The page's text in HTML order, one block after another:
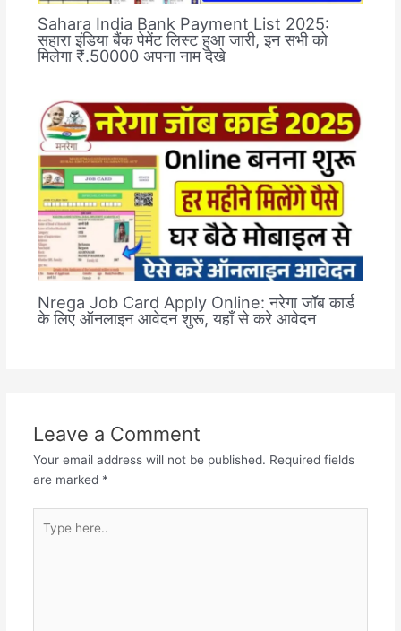
Sahara India Bank Payment List 2025:
सहारा इंडिया बैंक पेमेंट लिस्ट हुआ जारी, इन सभी को
मिलेगा ₹.50000 अपना नाम देखे
Nrega Job Card Apply Online: नरेगा जॉब कार्ड
के लिए ऑनलाइन आवेदन शुरू, यहाँ से करे आवेदन
Leave a Comment
Your email address will not be published. Required fields
are marked *
here..